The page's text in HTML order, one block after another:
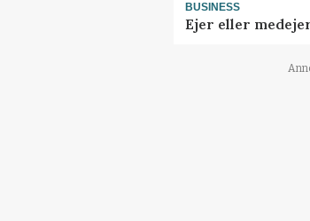
BUSINESS
Ejer eller